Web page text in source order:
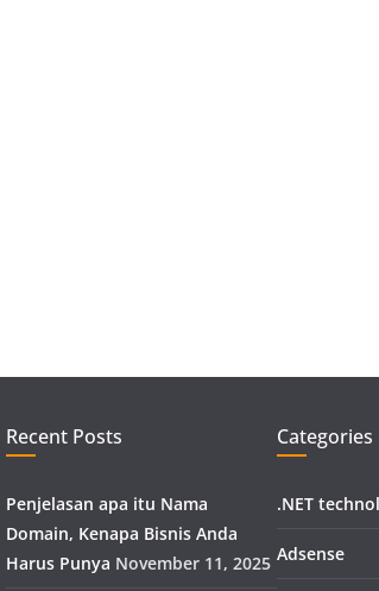
Recent Posts
Penjelasan apa itu Nama
Domain, Kenapa Bisnis Anda
Harus Punya November 11, 2025
Categories
.NET
Adsense